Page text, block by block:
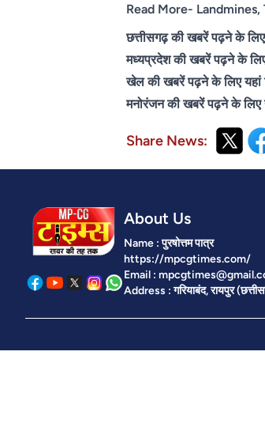
Read More-
छत्तीसगढ़ की खबरें पढ़ने के
मध्यप्रदेश की खबरें पढ़ने के
खेल की खबरें पढ़ने के लिए
मनोरंजन की खबरें पढ़ने के लिए
Share News:
About Us
Name : पुरषोत्तम पात्र
https://mpcgtimes.com/
Email :
Address : गरियाबंद, रायपुर